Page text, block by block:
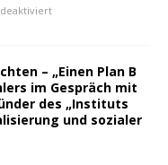
– „Einen Plan B
im Gespräch mit
des „Instituts
und sozialer